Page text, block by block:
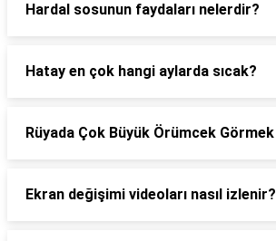
Hardal sosunun faydaları nelerdir?
Hatay en çok hangi aylarda sıcak?
Rüyada Çok Büyük Örümcek Görmek
Ekran değişimi videoları nasıl izlenir?